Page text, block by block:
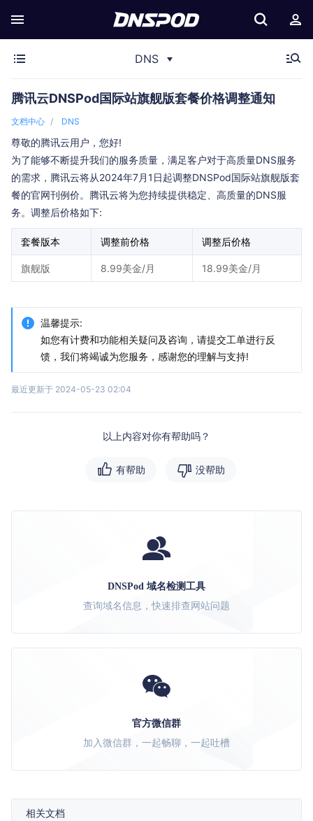
DNS
腾讯云DNSPod国际站旗舰版套餐价格调整通知
文档中心 DNS
尊敬的腾讯云用户，您好!
为了能够不断提升我们的服务质量，满足客户对于高质量DNS服务
的需求，腾讯云将从2024年7月1日起调整DNSPod国际站旗舰版套
餐的官网刊例价。腾讯云将为您持续提供稳定、高质量的DNS服
务。调整后价格如下:
套餐版本 调整前价格 调整后价格
旗舰版 8.99美金/月 18.99美金/月
温馨提示:
如您有计费和功能相关疑问及咨询，请提交工单进行反
馈，我们将竭诚为您服务，感谢您的理解与支持!
最近更新于 2024-05-23 02:04
以上内容对你有帮助吗？
有帮助 没帮助
DNSPod 域名检测工具
查询域名信息，快速排查网站问题
官方微信群
加入微信群，一起畅聊，一起吐槽
相关文档